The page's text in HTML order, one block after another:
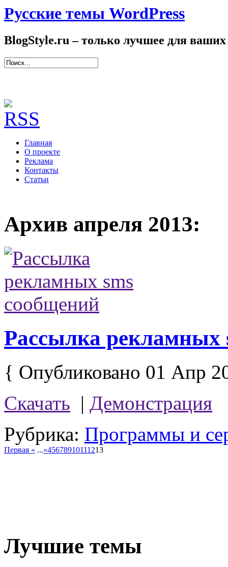
Русские темы WordPress
BlogStyle.ru – только лучшее для ваших
Главная
О проекте
Реклама
Контакты
Статьи
Архив апреля 2013:
Рассылка рекламных
{ Опубликовано 01 Апр
Скачать | Демонстрация
Рубрика: Программы и
Первая « ...«45678910111213
Лучшие темы